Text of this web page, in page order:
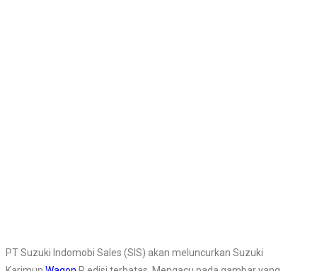
PT Suzuki Indomobi Sales (SIS) akan meluncurkan Suzuki